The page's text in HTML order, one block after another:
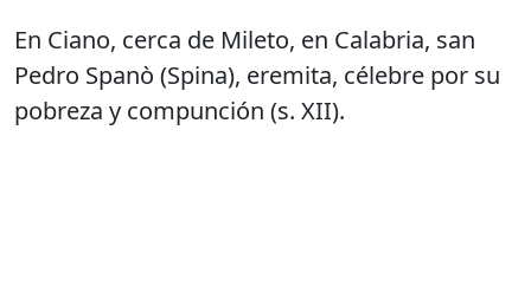
En Ciano, cerca de Mileto, en Calabria, san
Pedro Spanò (Spina), eremita, célebre por su
pobreza y compunción (s. XII).